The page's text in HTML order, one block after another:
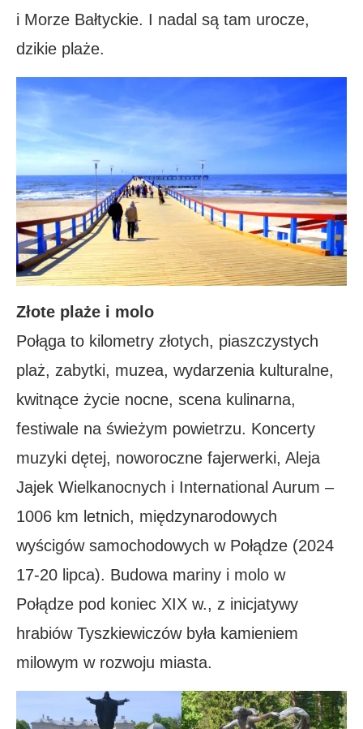
i Morze Bałtyckie. I nadal są tam urocze,
dzikie plaże.
Złote plaże i molo
Połąga to kilometry złotych, piaszczystych
plaż, zabytki, muzea, wydarzenia kulturalne,
kwitnące życie nocne, scena kulinarna,
festiwale na świeżym powietrzu. Koncerty
muzyki dętej, noworoczne fajerwerki, Aleja
Jajek Wielkanocnych i International Aurum –
1006 km letnich, międzynarodowych
wyścigów samochodowych w Połądze (2024
17-20 lipca). Budowa mariny i molo w
Połądze pod koniec XIX w., z inicjatywy
hrabiów Tyszkiewiczów była kamieniem
milowym w rozwoju miasta.